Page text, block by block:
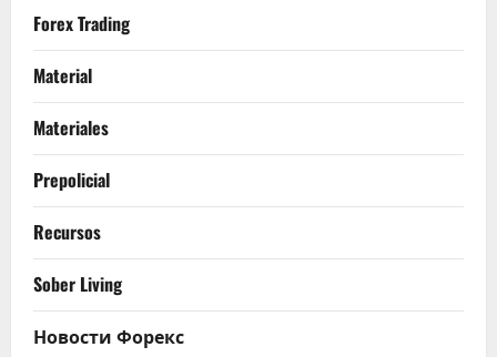
Forex Trading
Material
Materiales
Prepolicial
Recursos
Sober Living
Новости Форекс